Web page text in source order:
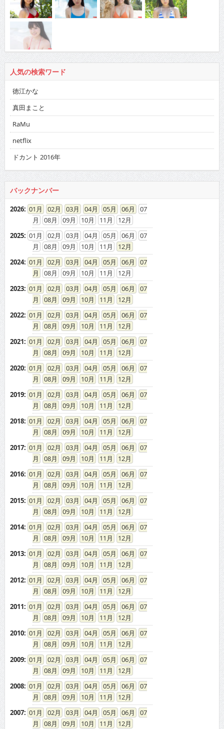
人気の検索ワード
徳江かな
真田まこと
RaMu
netflix
ドカント 2016年
バックナンバー
2026: 01 02 03 04 05 06
07
08
09 10 11
12
2025: 01 02 03 04 05 06
07
08
09 10 11
12
2024: 01 02 03 04 05 06
07
08
09 10 11
12
2023: 01 02 03 04 05 06
07
08
09 10 11
12
2022: 01 02 03 04 05 06
07
08
09 10 11
12
2021: 01 02 03 04 05 06
07
08
09 10 11
12
2020: 01 02 03 04 05 06
07
08
09 10 11
12
2019: 01 02 03 04 05 06
07
08
09 10 11
12
2018: 01 02 03 04 05 06
07
08
09 10 11
12
2017: 01 02 03 04 05 06
07
08
09 10 11
12
2016: 01 02 03 04 05 06
07
08
09 10 11
12
2015: 01 02 03 04 05 06
07
08
09 10 11
12
2014: 01 02 03 04 05 06
07
08
09 10 11
12
2013: 01 02 03 04 05 06
07
08
09 10 11
12
2012: 01 02 03 04 05 06
07
08
09 10 11
12
2011: 01 02 03 04 05 06
07
08
09 10 11
12
2010: 01 02 03 04 05 06
07
08
09 10 11
12
2009: 01 02 03 04 05 06
07
08
09 10 11
12
2008: 01 02 03 04 05 06
07
08
09 10 11
12
2007: 01 02 03 04 05 06
07
08
09 10 11
12